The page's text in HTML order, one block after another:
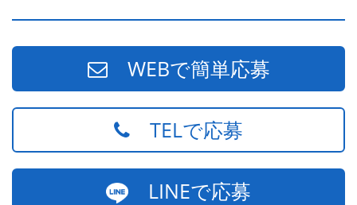
WEBで簡単応募
TELで応募
LINEで応募